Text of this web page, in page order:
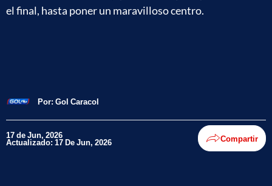
el final, hasta poner un maravilloso centro.
Por: Gol Caracol
17 de Jun, 2026
Actualizado: 17 De Jun, 2026 Compartir